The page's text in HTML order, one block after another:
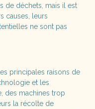
de déchets, mais il est
causes, leurs
ne sont pas
principales raisons de
et les
des machines trop
la récolte de